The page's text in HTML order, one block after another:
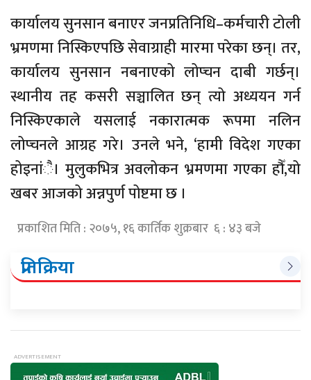
कार्यालय सुनसान बनाएर जनप्रतिनिधि–कर्मचारी टोली
भ्रमणमा निस्किएपछि सेवाग्राही मारमा परेका छन्। तर,
कार्यालय सुनसान नबनाएको लोप्चन दाबी गर्छन्।
स्थानीय तह कसरी सञ्चालित छन् त्यो अध्ययन गर्न
निस्किएकाले यसलाई नकारात्मक रूपमा नलिन
लोप्चनले आग्रह गरे। उनले भने, ‘हामी विदेश गएका
होइनांै। मुलुकभित्र अवलोकन भ्रमणमा गएका हौँ,यो
खबर आजको अन्नपुर्ण पोष्टमा छ ।
प्रकाशित मिति : २०७५, १६ कार्तिक शुक्रबार ६ : ४३ बजे
प्रतिक्रिया